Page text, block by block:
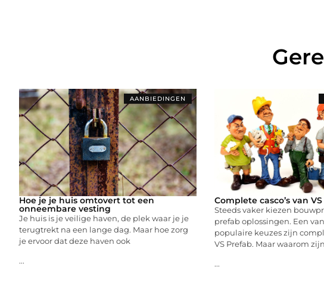
AANBIEDINGEN
Hoe je je huis omtovert tot een
onneembare vesting
Je huis is je veilige haven, de plek waar je je
terugtrekt na een lange dag. Maar hoe zorg
je ervoor dat deze haven ook
...
Complete casco’s van
Steeds vaker kiezen
prefab oplossingen. Een
populaire keuzes zijn
VS Prefab. Maar waarom
...